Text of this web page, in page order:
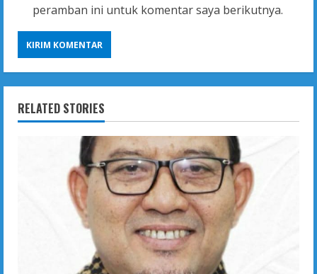
peramban ini untuk komentar saya berikutnya.
RELATED STORIES